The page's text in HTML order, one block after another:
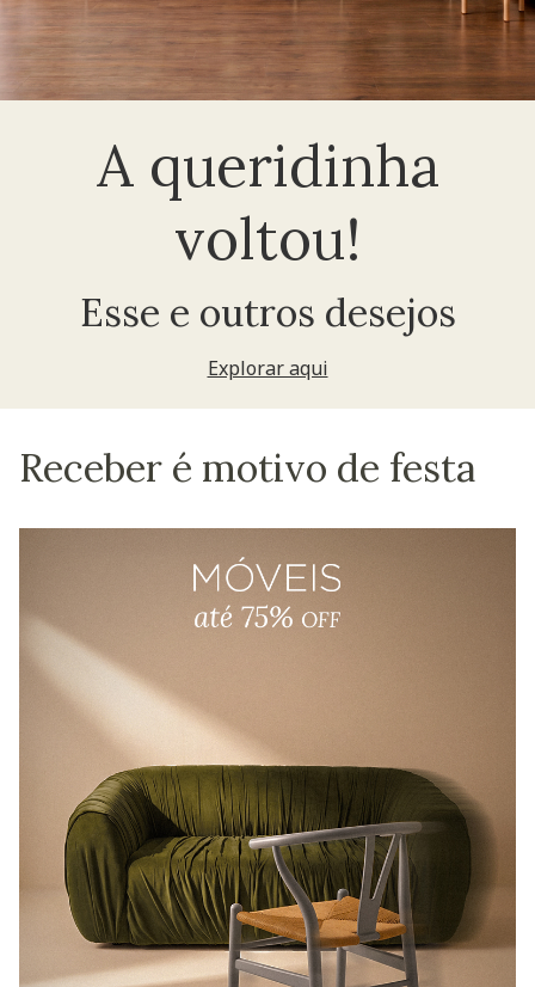
A queridinha
voltou!
Esse e outros desejos
Explorar aqui
Receber é motivo de festa